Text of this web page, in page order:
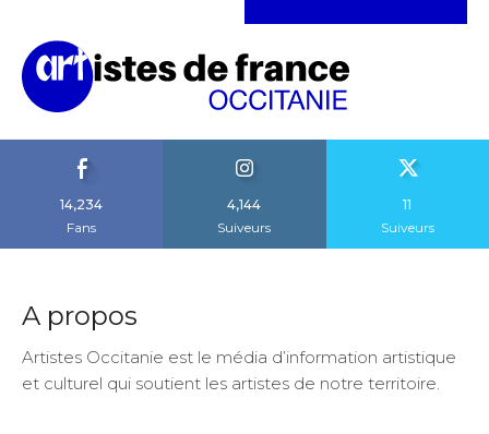
14,234
Fans
4,144
Suiveurs
11
Suiveurs
A propos
Artistes Occitanie est le média d’information artistique
et culturel qui soutient les artistes de notre territoire.